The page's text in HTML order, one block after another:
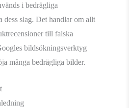
i bedrägliga
dess slag. Det handlar om allt
till falska
bildsökningsverktyg
många bedrägliga bilder.